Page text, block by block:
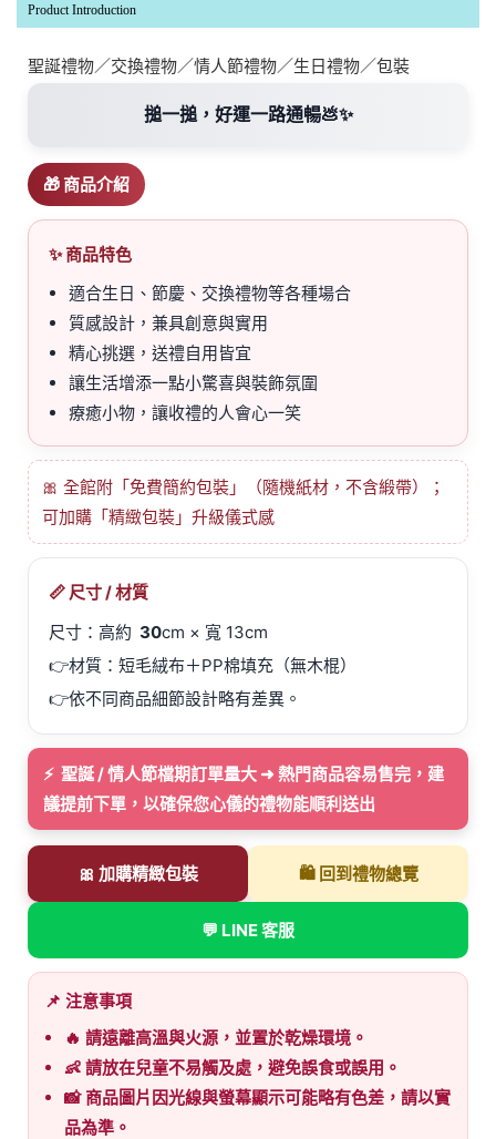
Product Introduction
聖誕禮物／交換禮物／情人節禮物／生日禮物／包裝
搥一搥，好運一路通暢💩✨
🎁 商品介紹
✨ 商品特色
適合生日、節慶、交換禮物等各種場合
質感設計，兼具創意與實用
精心挑選，送禮自用皆宜
讓生活增添一點小驚喜與裝飾氛圍
療癒小物，讓收禮的人會心一笑
🎀 全館附「免費簡約包裝」（隨機紙材，不含緞帶）；
可加購「精緻包裝」升級儀式感
📏 尺寸 / 材質
尺寸：高約 30cm × 寬 13cm
👉材質：短毛絨布＋PP棉填充（無木棍）
👉依不同商品細節設計略有差異。
⚡ 聖誕 / 情人節檔期訂單量大 ➜ 熱門商品容易售完，建
議提前下單，以確保您心儀的禮物能順利送出
🎀 加購精緻包裝 🛍️ 回到禮物總覽
💬 LINE 客服
📌 注意事項
🔥 請遠離高溫與火源，並置於乾燥環境。
👶 請放在兒童不易觸及處，避免誤食或誤用。
📸 商品圖片因光線與螢幕顯示可能略有色差，請以實
品為準。